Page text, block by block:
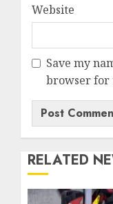
Website
Save my
browser for
RELATED